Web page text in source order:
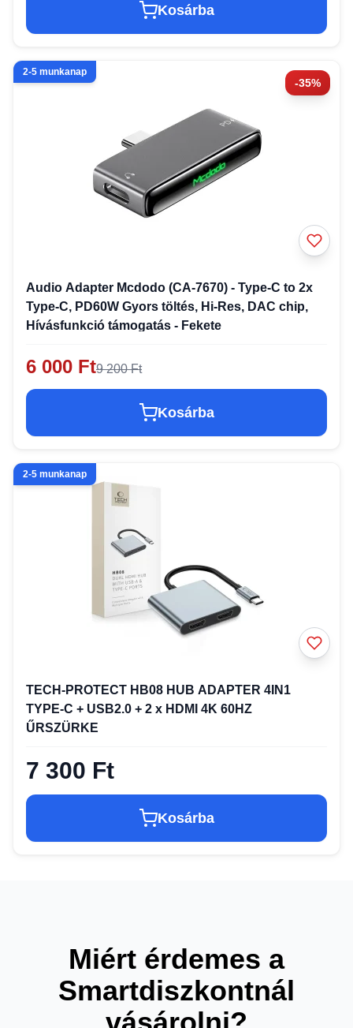
Kosárba
-35%
2-5 munkanap
Audio Adapter Mcdodo (CA-7670) - Type-C to 2x
Type-C, PD60W Gyors töltés, Hi-Res, DAC chip,
Hívásfunkció támogatás - Fekete
6 000 Ft9 200 Ft
Kosárba
2-5 munkanap
TECH-PROTECT HB08 HUB ADAPTER 4IN1
TYPE-C + USB2.0 + 2 x HDMI 4K 60HZ
ŰRSZÜRKE
7 300 Ft
Kosárba
Miért érdemes a
Smartdiszkontnál